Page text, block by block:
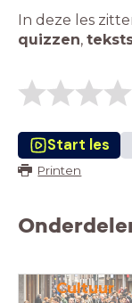
In deze les
quizzen,
Start les
Printen
Cultuur